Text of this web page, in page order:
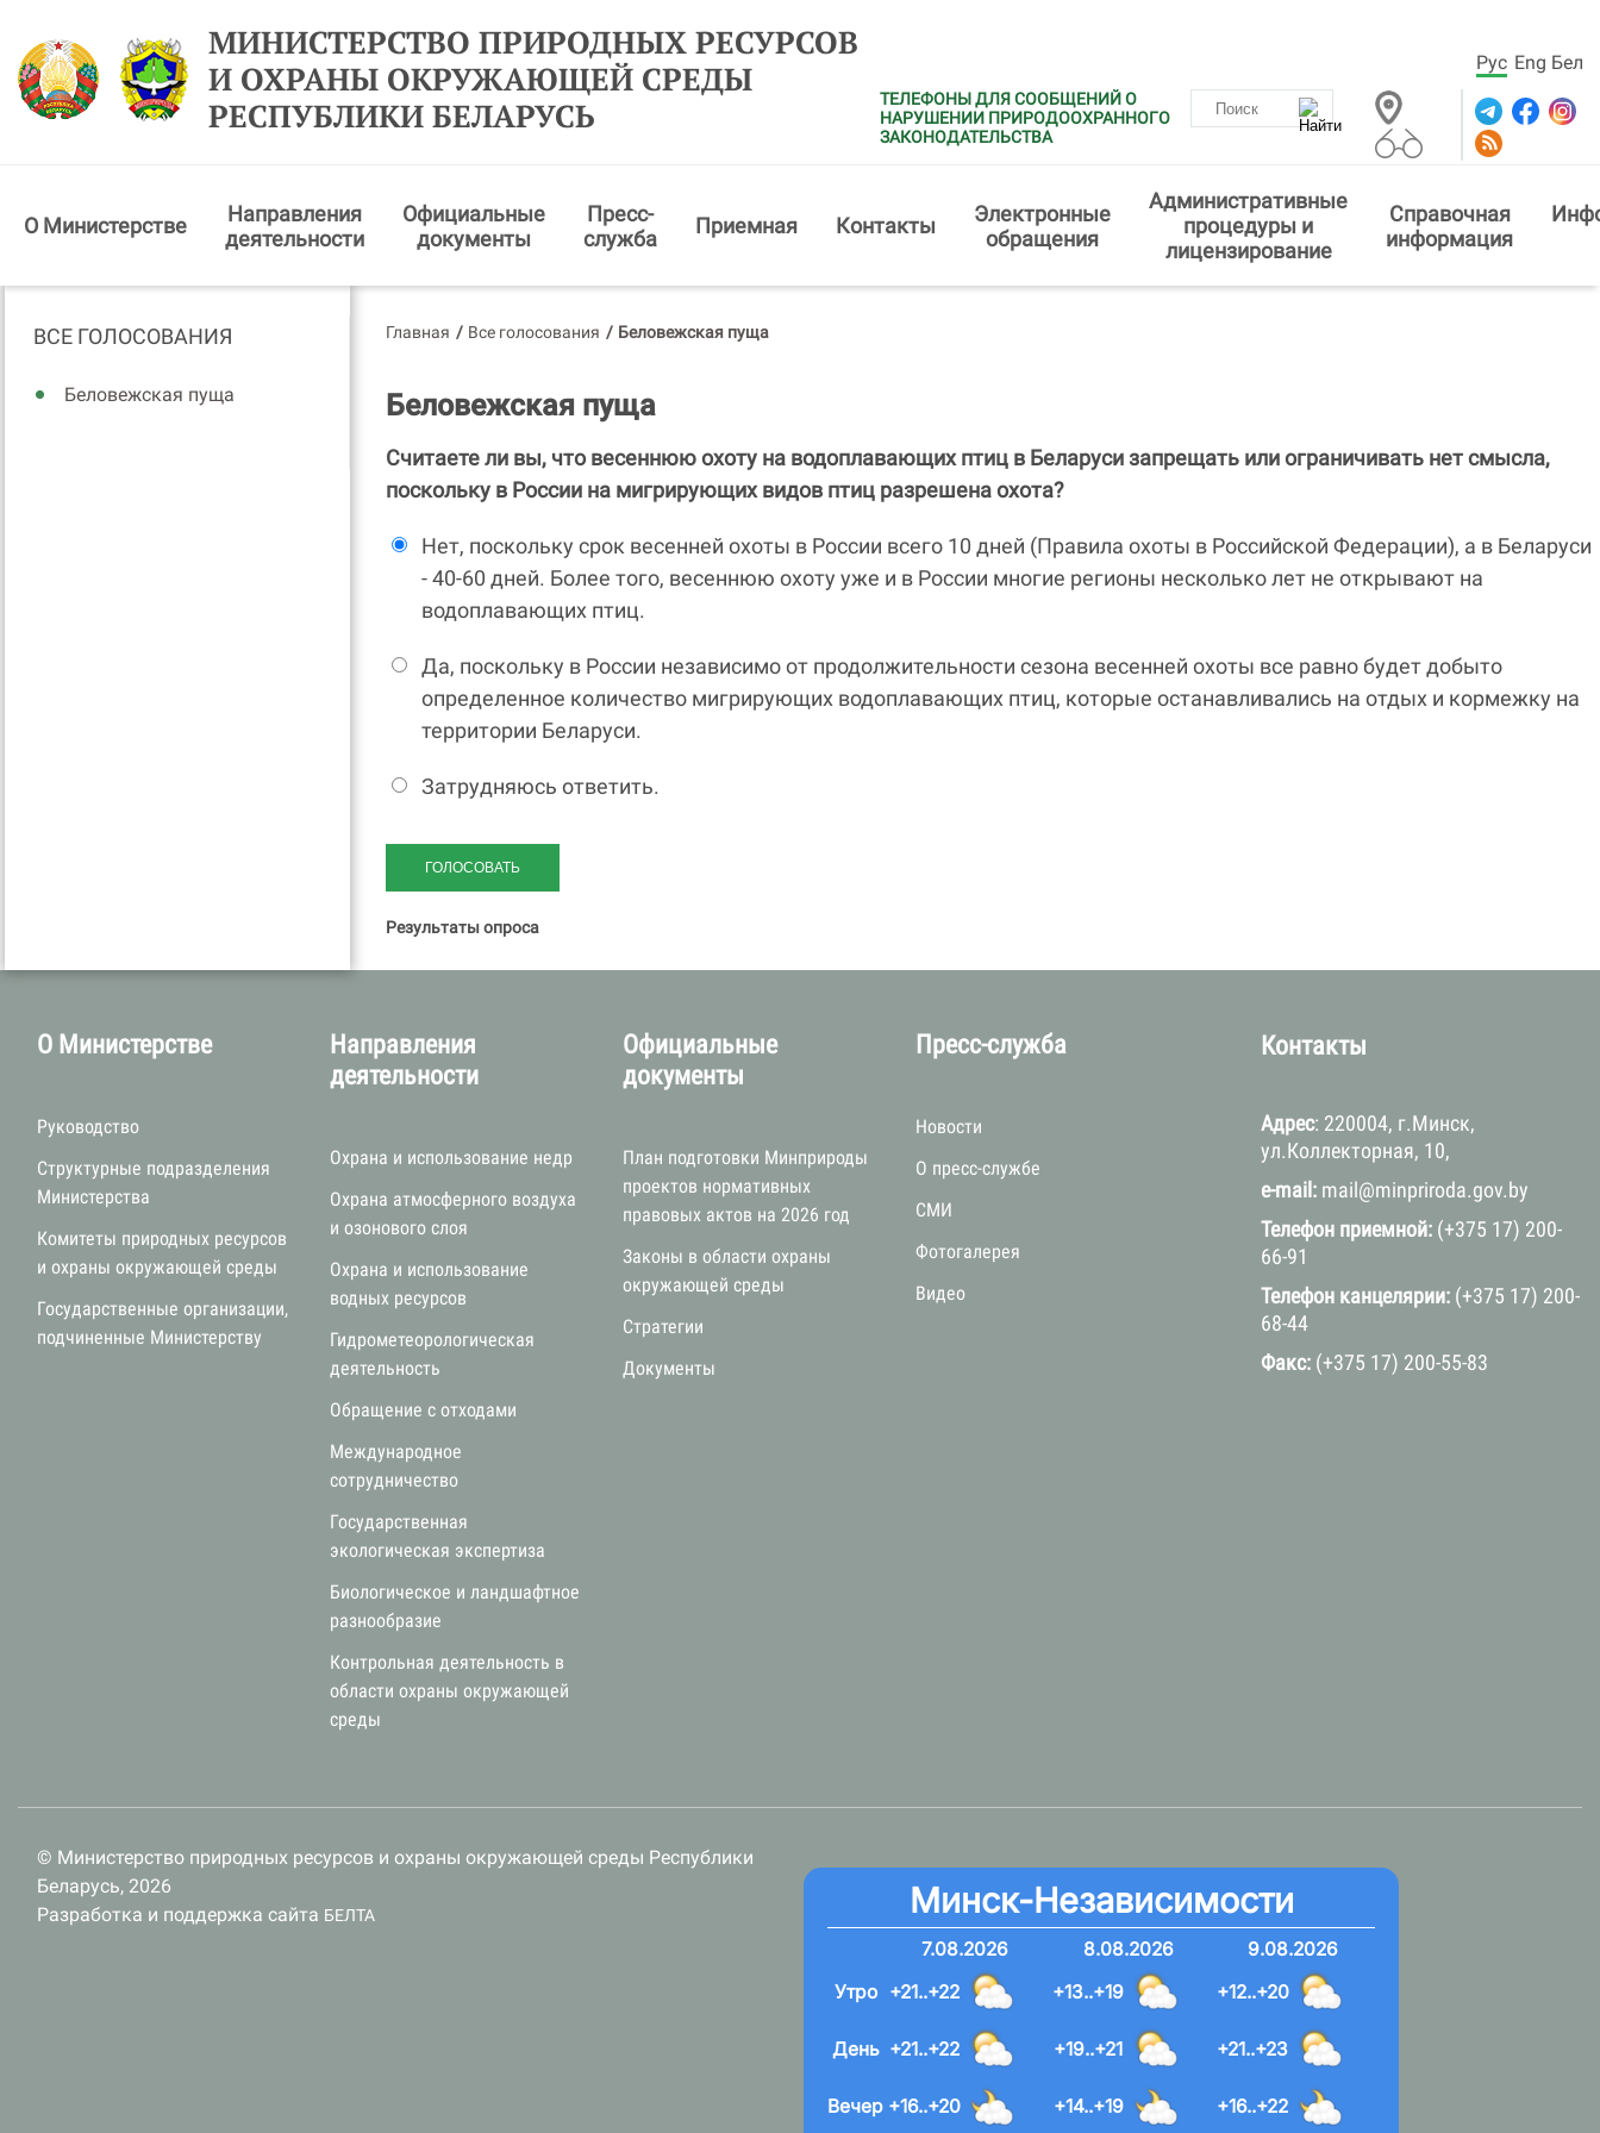
МИНИСТЕРСТВО ПРИРОДНЫХ РЕСУРСОВ
И ОХРАНЫ ОКРУЖАЮЩЕЙ СРЕДЫ
РЕСПУБЛИКИ БЕЛАРУСЬ
Рус Eng Бел
ТЕЛЕФОНЫ ДЛЯ СООБЩЕНИЙ О
НАРУШЕНИИ ПРИРОДООХРАННОГО
ЗАКОНОДАТЕЛЬСТВА
О Министерстве
Направления
деятельности
Официальные
документы
Пресс-
служба
Приемная Контакты
Электронные
обращения
Административные
процедуры и
лицензирование
Справочная
информация
ВСЕ ГОЛОСОВАНИЯ
Беловежская пуща
Главная / Все голосования / Беловежская пуща
Беловежская пуща
Считаете ли вы, что весеннюю охоту на водоплавающих птиц в Беларуси запрещать или ограничивать нет смысла,
поскольку в России на мигрирующих видов птиц разрешена охота?
Нет, поскольку срок весенней охоты в России всего 10 дней (Правила охоты в Российской Федерации), а в Беларуси
- 40-60 дней. Более того, весеннюю охоту уже и в России многие регионы несколько лет не открывают на
водоплавающих птиц.
Да, поскольку в России независимо от продолжительности сезона весенней охоты все равно будет добыто
определенное количество мигрирующих водоплавающих птиц, которые останавливались на отдых и кормежку на
территории Беларуси.
Затрудняюсь ответить.
Результаты опроса
О Министерстве
Руководство
Структурные подразделения
Министерства
Комитеты природных ресурсов
и охраны окружающей среды
Государственные организации,
подчиненные Министерству
Направления
деятельности
Охрана и использование недр
Охрана атмосферного воздуха
и озонового слоя
Охрана и использование
водных ресурсов
Гидрометеорологическая
деятельность
Обращение с отходами
Международное
сотрудничество
Государственная
экологическая экспертиза
Биологическое и ландшафтное
разнообразие
Контрольная деятельность в
области охраны окружающей
среды
Официальные
документы
План подготовки Минприроды
проектов нормативных
правовых актов на 2026 год
Законы в области охраны
окружающей среды
Стратегии
Документы
Пресс-служба
Новости
О пресс-службе
СМИ
Фотогалерея
Видео
Контакты
Адрес: 220004, г.Минск,
ул.Коллекторная, 10,
e-mail: mail@minpriroda.gov.by
Телефон приемной: (+375 17) 200-
66-91
Телефон канцелярии: (+375 17) 200-
68-44
Факс: (+375 17) 200-55-83
© Министерство природных ресурсов и охраны окружающей среды Республики
Беларусь, 2026
Разработка и поддержка сайта БЕЛТА Минск-Независимости
7.08.2026
+21..+22
+21..+22
+16..+20
8.08.2026
+13..+19
+19..+21
+14..+19
9.08.2026
+12..+20
+21..+23
+16..+22
Вечер
День
Утро